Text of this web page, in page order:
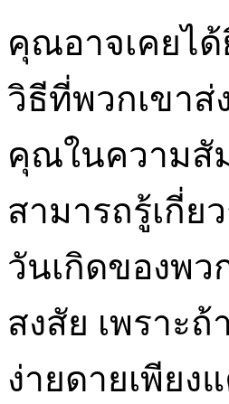
คุณอาจเคยไ
วิธีที่พวกเขา
คุณในความสั
สามารถรู้เกี่
วันเกิดของพ
สงสัย เพราะ
ง่ายดายเพีย